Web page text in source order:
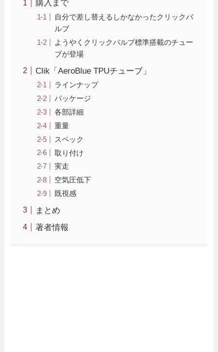
購入まで
自分で差し替えるしかなかったクリックバ
ルブ
ようやくクリックバルブ標準搭載のチュー
ブが登場
Clik「AeroBlue TPUチューブ」
ラインナップ
パッケージ
各部詳細
重量
スペック
取り付け
実走
空気圧低下
既視感
まとめ
著者情報